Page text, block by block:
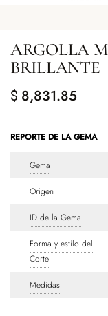
ARGOLLA
BRILLANTE
$ 8,831.85
REPORTE DE LA GEMA
Gema
Origen
ID de la Gema
Forma y estilo del
Corte
Medidas